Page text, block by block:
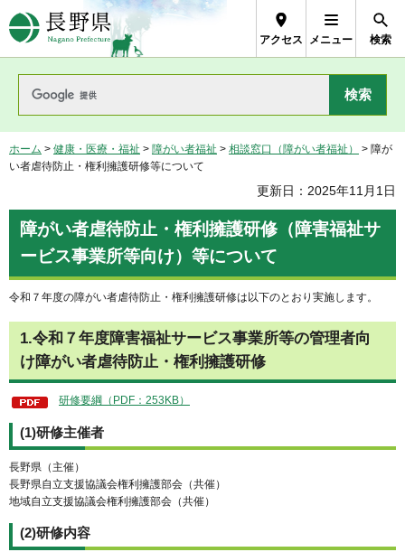
長野県Nagano Prefecture
アクセス メニュー 検索
ホーム > 健康・医療・福祉 > 障がい者福祉 > 相談窓口（障がい者福祉）
> 障が
い者虐待防止・権利擁護研修等について
更新日：2025年11月1日
障がい者虐待防止・権利擁護研修（障害福祉サ
ービス事業所等向け）等について
令和７年度の障がい者虐待防止・権利擁護研修は以下のとおり実施します。
1.令和７年度障害福祉サービス事業所等の管理者向
け障がい者虐待防止・権利擁護研修
研修要綱（PDF：253KB）
(1)研修主催者
長野県（主催）
長野県自立支援協議会権利擁護部会（共催）
地域自立支援協議会権利擁護部会（共催）
(2)研修内容